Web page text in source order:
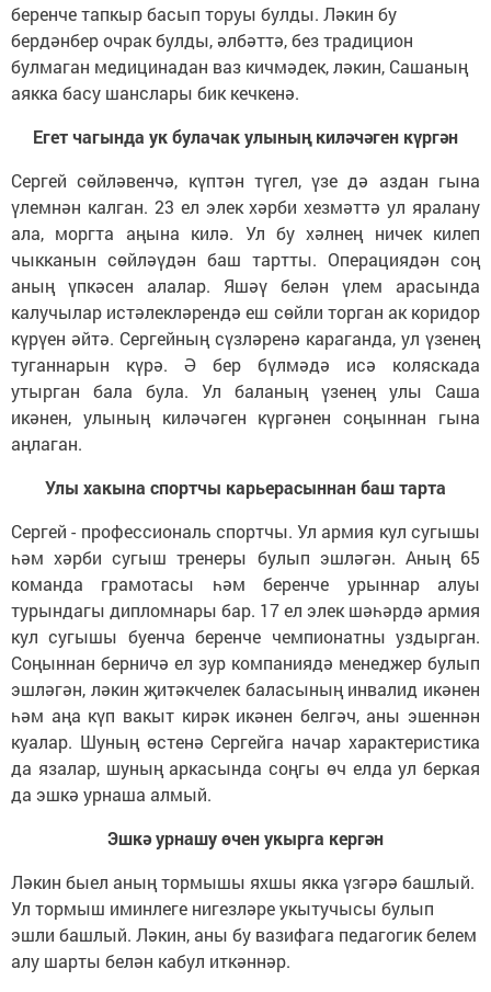
беренче тапкыр басып торуы булды. Ләкин бу
бердәнбер очрак булды, әлбәттә, без традицион
булмаган медицинадан ваз кичмәдек, ләкин, Сашаның
аякка басу шанслары бик кечкенә.
Егет чагында ук булачак улының киләчәген күргән
Сергей сөйләвенчә, күптән түгел, үзе дә аздан гына
үлемнән калган. 23 ел элек хәрби хезмәттә ул яралану
ала, моргта аңына килә. Ул бу хәлнең ничек килеп
чыкканын сөйләүдән баш тартты. Операциядән соң
аның үпкәсен алалар. Яшәү белән үлем арасында
калучылар истәлекләрендә еш сөйли торган ак коридор
күрүен әйтә. Сергейның сүзләренә караганда, ул үзенең
туганнарын күрә. Ә бер бүлмәдә исә коляскада
утырган бала була. Ул баланың үзенең улы Саша
икәнен, улының киләчәген күргәнен соңыннан гына
аңлаган.
Улы хакына спортчы карьерасыннан баш тарта
Сергей - профессиональ спортчы. Ул армия кул сугышы
һәм хәрби сугыш тренеры булып эшләгән. Аның 65
команда грамотасы һәм беренче урыннар алуы
турындагы дипломнары бар. 17 ел элек шәһәрдә армия
кул сугышы буенча беренче чемпионатны уздырган.
Соңыннан берничә ел зур компаниядә менеджер булып
эшләгән, ләкин җитәкчелек баласының инвалид икәнен
һәм аңа күп вакыт кирәк икәнен белгәч, аны эшеннән
куалар. Шуның өстенә Сергейга начар характеристика
да язалар, шуның аркасында соңгы өч елда ул беркая
да эшкә урнаша алмый.
Эшкә урнашу өчен укырга кергән
Ләкин быел аның тормышы яхшы якка үзгәрә башлый.
Ул тормыш иминлеге нигезләре укытучысы булып
эшли башлый. Ләкин, аны бу вазифага педагогик белем
алу шарты белән кабул иткәннәр.